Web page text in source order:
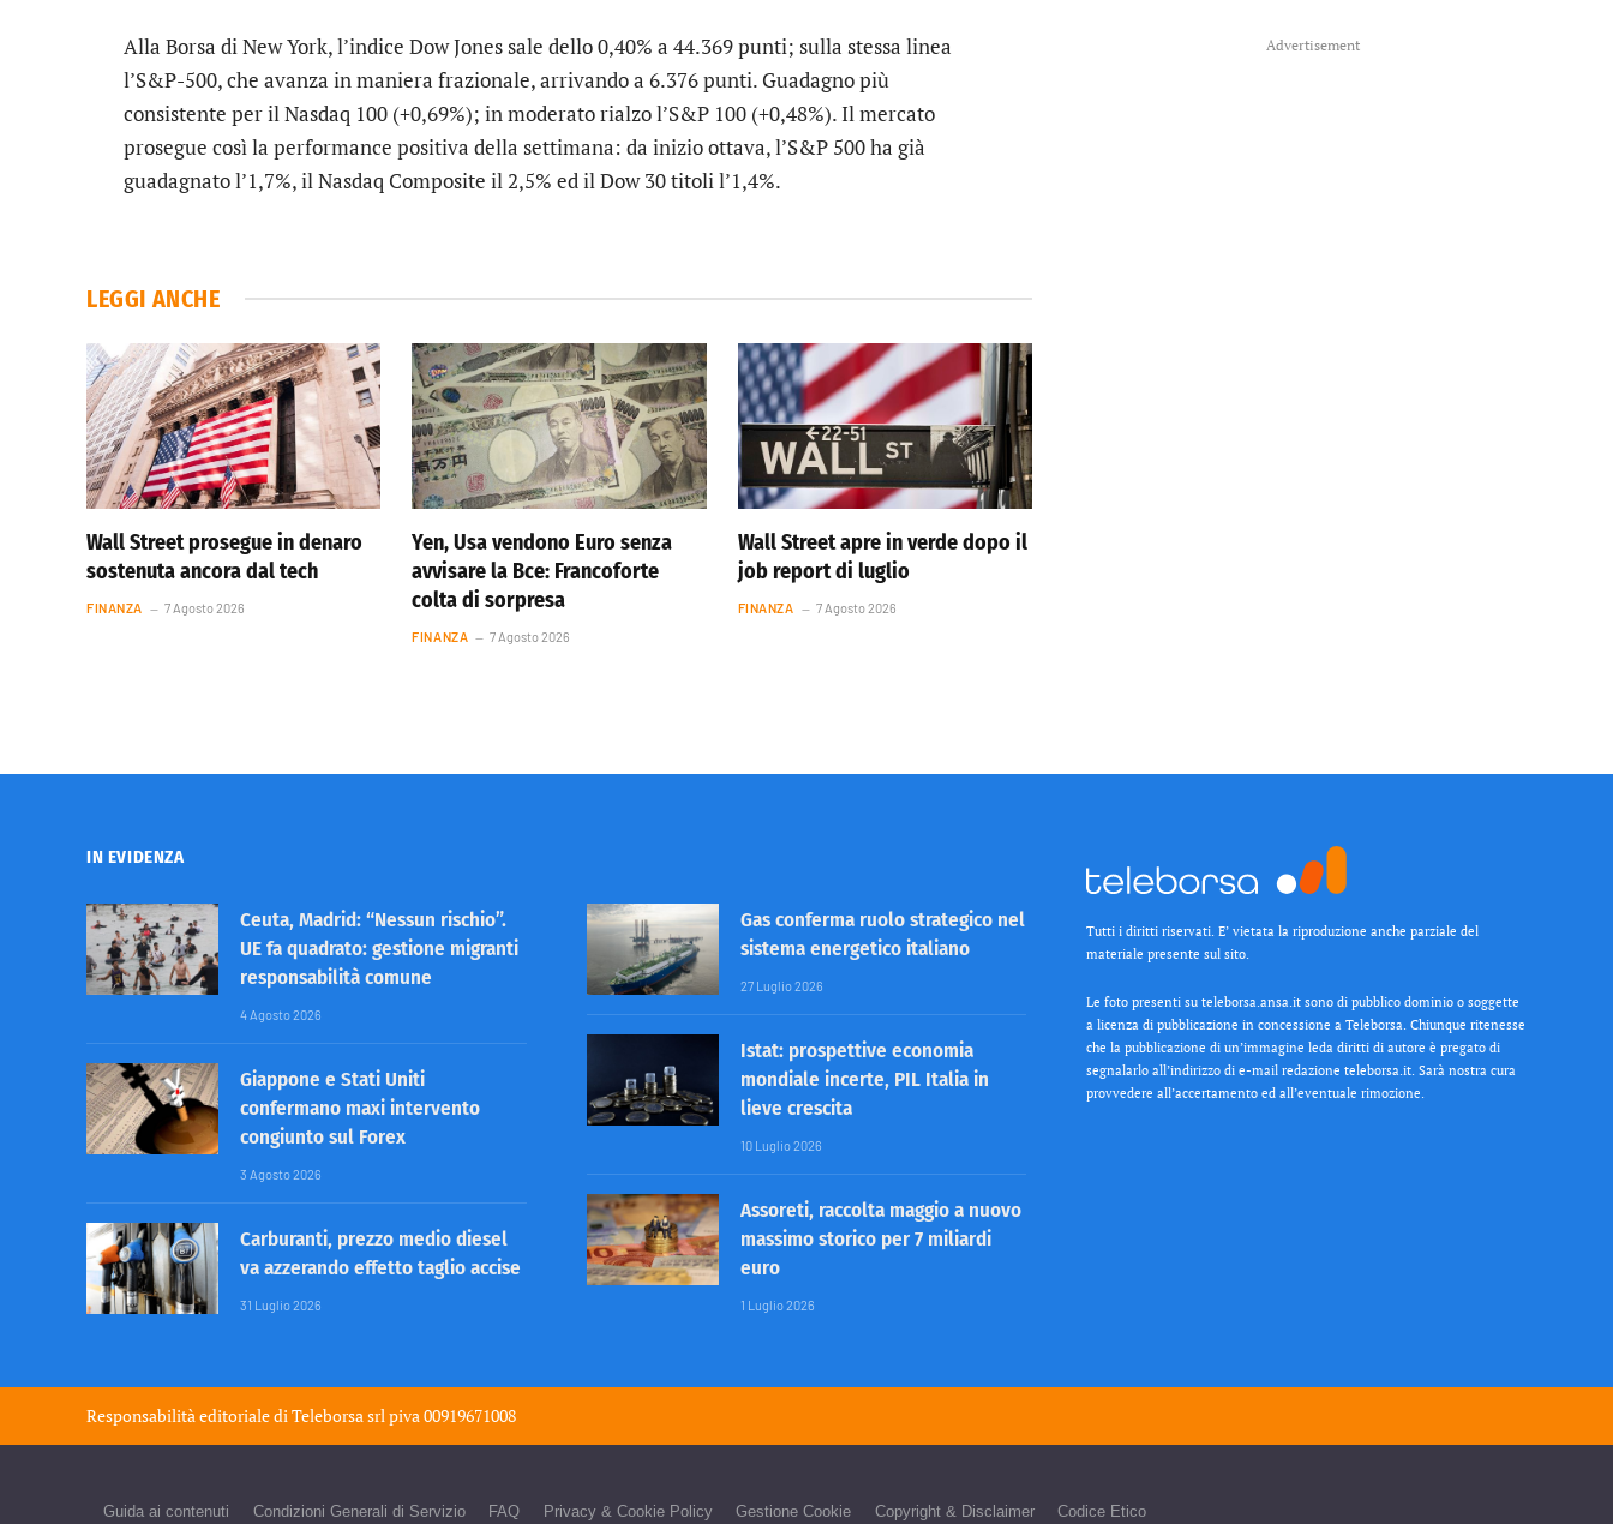
Alla Borsa di New York, l’indice Dow Jonessale dello 0,40% a 44.369 punti; sulla stessa linea
l’S&P-500,che avanza in maniera frazionale, arrivando a 6.376 punti. Guadagno più
consistente per ilNasdaq 100 (+0,69%); in moderato rialzo l’S&P 100 (+0,48%). Il mercato
prosegue così la performance positiva della settimana: da inizio ottava, l’S&P 500 ha già
guadagnato l’1,7%, il Nasdaq Composite il 2,5% ed il Dow 30 titoli l’1,4%.
LEGGI ANCHE
Wall Street prosegue in denaro
sostenuta ancora dal tech
FINANZA 7 Agosto 2026
Yen, Usa vendono Euro senza
avvisare la Bce: Francoforte
colta di sorpresa
FINANZA 7 Agosto 2026
Wall Street apre in verde dopo il
job report di luglio
FINANZA 7 Agosto 2026
Advertisement
IN EVIDENZA
Ceuta, Madrid: “Nessun rischio”.
UE fa quadrato: gestione migranti
responsabilità comune
4 Agosto 2026
Giappone e Stati Uniti
confermano maxi intervento
congiunto sul Forex
3 Agosto 2026
Carburanti, prezzo medio diesel
va azzerando effetto taglio accise
31 Luglio 2026
Gas conferma ruolo strategico nel
sistema energetico italiano
27 Luglio 2026
Istat: prospettive economia
mondiale incerte, PIL Italia in
lieve crescita
10 Luglio 2026
Assoreti, raccolta maggio a nuovo
massimo storico per 7 miliardi
euro
1 Luglio 2026
Tutti i diritti riservati. E’ vietata la riproduzione anche parziale del
materiale presente sul sito.
Le foto presenti su teleborsa.ansa.it sono di pubblico dominio o soggette
a licenza di pubblicazione in concessione a Teleborsa. Chiunque ritenesse
che la pubblicazione di un’immagine leda diritti di autore è pregato di
segnalarlo all’indirizzo di e-mail redazione teleborsa.it. Sarà nostra cura
provvedere all’accertamento ed all’eventuale rimozione.
Responsabilità editoriale diTeleborsa srlpiva 00919671008
Guida ai contenuti Condizioni Generali di Servizio FAQ Privacy & Cookie Policy Gestione Cookie Copyright & Disclaimer Codice Etico